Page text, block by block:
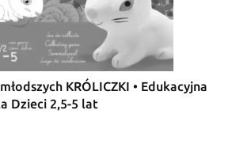
KRÓLICZKI • Edukacyjna
Dzieci 2,5-5 lat